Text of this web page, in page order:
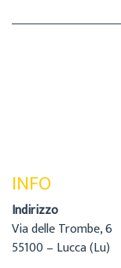
INFO
Indirizzo
Via delle Trombe, 6
55100 – Lucca (Lu)